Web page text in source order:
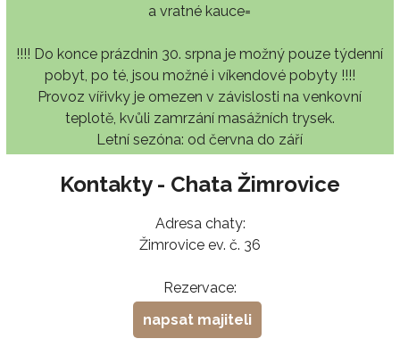
a vratné kauce=
!!!! Do konce prázdnin 30. srpna je možný pouze týdenní
pobyt, po té, jsou možné i víkendové pobyty !!!!
Provoz vířivky je omezen v závislosti na venkovní
teplotě, kvůli zamrzání masážních trysek.
Letní sezóna: od června do září
Kontakty - Chata Žimrovice
Adresa chaty:
Žimrovice ev. č. 36
Rezervace:
napsat majiteli